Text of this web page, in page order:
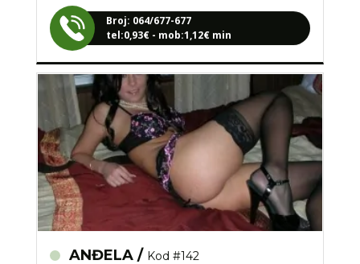
Broj: 064/677-677
tel:0,93€ - mob:1,12€ min
ANĐELA /